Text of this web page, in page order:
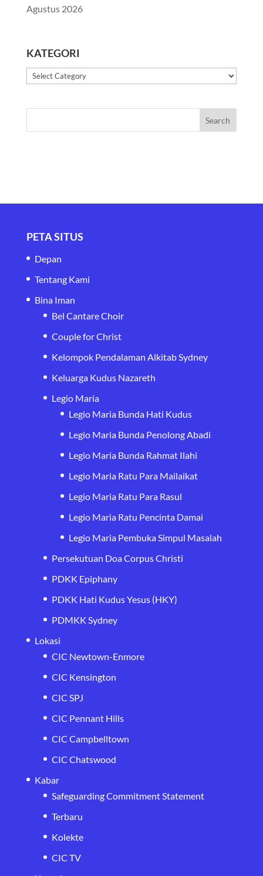
Agustus 2026
KATEGORI
Kategori
PETA SITUS
Depan
Tentang Kami
Bina Iman
Bel Cantare Choir
Couple for Christ
Kelompok Pendalaman Alkitab Sydney
Keluarga Kudus Nazareth
Legio Maria
Legio Maria Bunda Hati Kudus
Legio Maria Bunda Penolong Abadi
Legio Maria Bunda Rahmat Ilahi
Legio Maria Ratu Para Mailaikat
Legio Maria Ratu Para Rasul
Legio Maria Ratu Pencinta Damai
Legio Maria Pembuka Simpul Masalah
Persekutuan Doa Corpus Christi
PDKK Epiphany
PDKK Hati Kudus Yesus (HKY)
PDMKK Sydney
Lokasi
CIC Newtown-Enmore
CIC Kensington
CIC SPJ
CIC Pennant Hills
CIC Campbelltown
CIC Chatswood
Kabar
Safeguarding Commitment Statement
Terbaru
Kolekte
CIC TV